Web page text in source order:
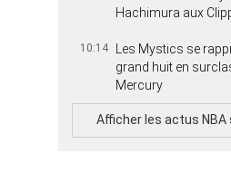
Hachimura aux
10:14
Les Mystics se
grand huit en
Mercury
Afficher les actus NBA